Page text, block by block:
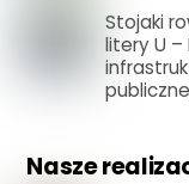
Stojaki
litery U –
Nasze